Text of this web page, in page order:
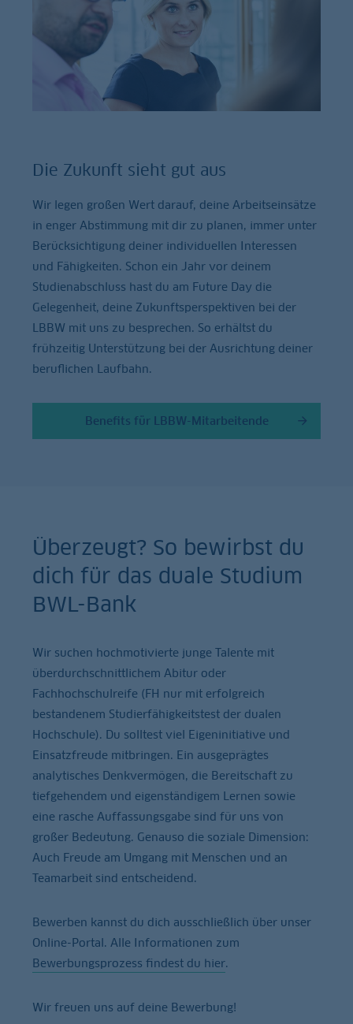
Die Zukunft sieht gut aus
Wir legen großen Wert darauf, deine Arbeitseinsätze
in enger Abstimmung mit dir zu planen, immer unter
Berücksichtigung deiner individuellen Interessen
und Fähigkeiten. Schon ein Jahr vor deinem
Studienabschluss hast du am Future Day die
Gelegenheit, deine Zukunftsperspektiven bei der
LBBW mit uns zu besprechen. So erhältst du
frühzeitig Unterstützung bei der Ausrichtung deiner
beruflichen Laufbahn.
Benefits für LBBW-Mitarbeitende
Überzeugt? So bewirbst du
dich für das duale Studium
BWL-Bank
Wir suchen hochmotivierte junge Talente mit
überdurchschnittlichem Abitur oder
Fachhochschulreife (FH nur mit erfolgreich
bestandenem Studierfähigkeitstest der dualen
Hochschule). Du solltest viel Eigeninitiative und
Einsatzfreude mitbringen. Ein ausgeprägtes
analytisches Denkvermögen, die Bereitschaft zu
tiefgehendem und eigenständigem Lernen sowie
eine rasche Auffassungsgabe sind für uns von
großer Bedeutung. Genauso die soziale Dimension:
Auch Freude am Umgang mit Menschen und an
Teamarbeit sind entscheidend.
Bewerben kannst du dich ausschließlich über unser
Online-Portal. Alle Informationen zum
Bewerbungsprozess findest du hier.
Wir freuen uns auf deine Bewerbung!